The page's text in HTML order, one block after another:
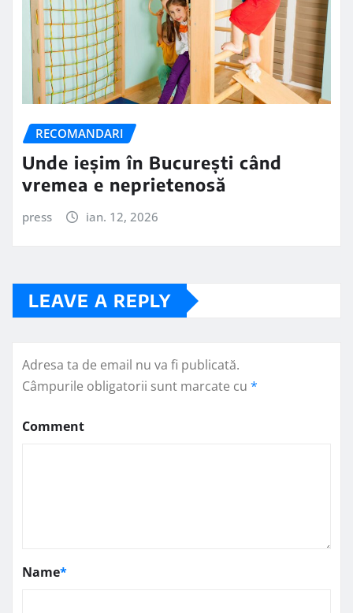
RECOMANDARI
Unde ieșim în București când
vremea e neprietenosă
press ian. 12, 2026
LEAVE A REPLY
Adresa ta de email nu va fi publicată.
Câmpurile obligatorii sunt marcate cu *
Comment
Name*